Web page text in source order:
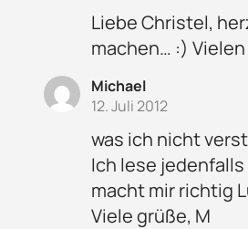
Liebe Christel,
machen… :)
Michael
12. Juli 2012
was ich nicht
Ich lese jedenfalls
macht mir richtig
Viele grüße, M